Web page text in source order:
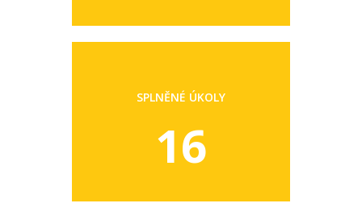
SPLNĚNÉ ÚKOLY
16